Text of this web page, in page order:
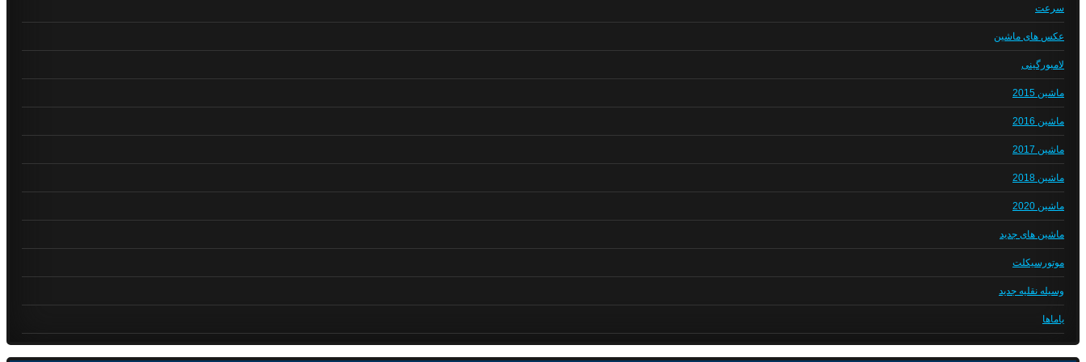
سرعت
عکس های ماشین
لامبورگینی
ماشین 2015
ماشین 2016
ماشین 2017
ماشین 2018
ماشین 2020
ماشین های جدید
موتورسیکلت
وسیله نقلیه جدید
یاماها